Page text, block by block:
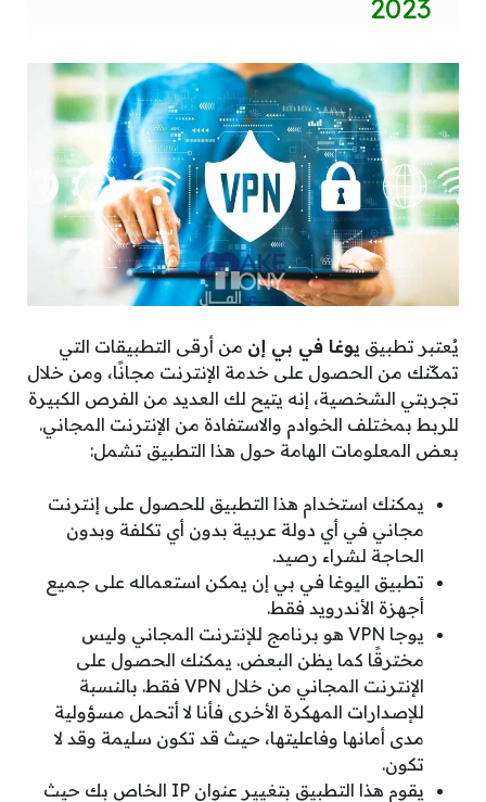
2023
يُعتبر تطبيق يوغا في بي إن من أرقى التطبيقات التي
تمكّنك من الحصول على خدمة الإنترنت مجانًا، ومن خلال
تجربتي الشخصية، إنه يتيح لك العديد من الفرص الكبيرة
للربط بمختلف الخوادم والاستفادة من الإنترنت المجاني.
بعض المعلومات الهامة حول هذا التطبيق تشمل:
يمكنك استخدام هذا التطبيق للحصول على إنترنت
مجاني في أي دولة عربية بدون أي تكلفة وبدون
الحاجة لشراء رصيد.
تطبيق اليوغا في بي إن يمكن استعماله على جميع
أجهزة الأندرويد فقط.
يوجا VPN هو برنامج للإنترنت المجاني وليس
مخترقًا كما يظن البعض. يمكنك الحصول على
الإنترنت المجاني من خلال VPN فقط. بالنسبة
للإصدارات المهكرة الأخرى فأنا لا أتحمل مسؤولية
مدى أمانها وفاعليتها، حيث قد تكون سليمة وقد لا
تكون.
يقوم هذا التطبيق بتغيير عنوان IP الخاص بك حيث